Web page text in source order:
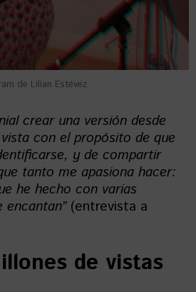
de Lilian Estévez.
crear una versión desde
con elpropósito de que
y de compartir
tanto me apasiona hacer:
he hecho con varias
encantan”(entrevista a
de vistas